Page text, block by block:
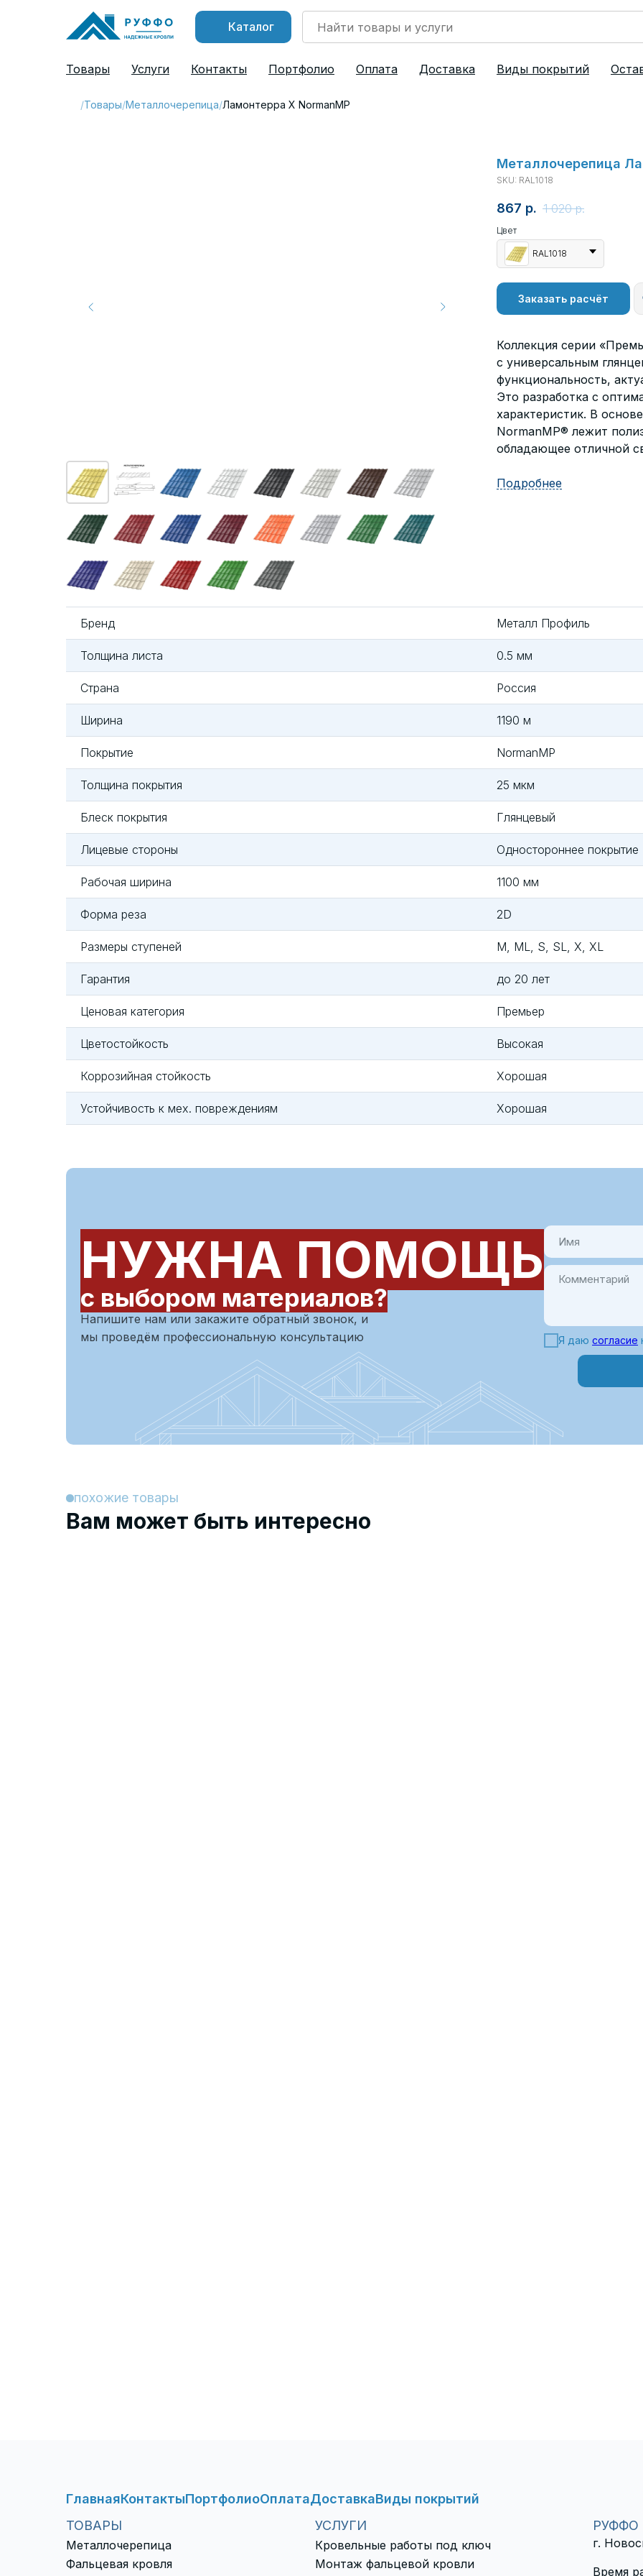
Каталог
Товары Услуги Контакты Портфолио Оплата Доставка Виды покрытий
/Товары/Металлочерепица/Ламонтерра X NormanMP
Металлочерепица
SKU: RAL1018
867 р. 1 020 р.
Цвет
RAL1018
Заказать расчёт
Коллекция серии
с универсальным
функциональность,
Это разработка с
характеристик. В
NormanMP® лежит
обладающее отличной
Подробнее
Бренд Металл Профиль
Толщина листа 0.5 мм
Страна Россия
Ширина 1190 м
Покрытие NormanMP
Толщина покрытия 25 мкм
Блеск покрытия Глянцевый
Лицевые стороны Одностороннее покрытие
Рабочая ширина 1100 мм
Форма реза 2D
Размеры ступеней M, ML, S, SL, X, XL
Гарантия до 20 лет
Ценовая категория Премьер
Цветостойкость Высокая
Коррозийная стойкость Хорошая
Устойчивость к мех. повреждениям Хорошая
НУЖНА ПОМОЩЬ
с выбором материалов?
Напишите нам или закажите обратный звонок, и
мы проведём профессиональную консультацию
Я даю согласие
похожие товары
Вам может быть интересно
ГлавнаяКонтактыПортфолиоОплатаДоставкаВиды покрытий
ТОВАРЫ
Металлочерепица
Фальцевая кровля
УСЛУГИ
Кровельные работы под ключ
Монтаж фальцевой кровли
РУФФО
г.
Время